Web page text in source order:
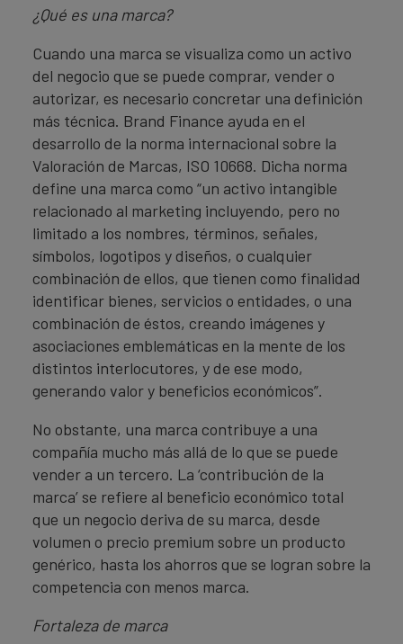
¿Qué es una marca?
Cuando una marca se visualiza como un activo
del negocio que se puede comprar, vender o
autorizar, es necesario concretar una definición
más técnica. Brand Finance ayuda en el
desarrollo de la norma internacional sobre la
Valoración de Marcas, ISO 10668. Dicha norma
define una marca como “un activo intangible
relacionado al marketing incluyendo, pero no
limitado a los nombres, términos, señales,
símbolos, logotipos y diseños, o cualquier
combinación de ellos, que tienen como finalidad
identificar bienes, servicios o entidades, o una
combinación de éstos, creando imágenes y
asociaciones emblemáticas en la mente de los
distintos interlocutores, y de ese modo,
generando valor y beneficios económicos”.
No obstante, una marca contribuye a una
compañía mucho más allá de lo que se puede
vender a un tercero. La ‘contribución de la
marca’ se refiere al beneficio económico total
que un negocio deriva de su marca, desde
volumen o precio premium sobre un producto
genérico, hasta los ahorros que se logran sobre la
competencia con menos marca.
Fortaleza de marca